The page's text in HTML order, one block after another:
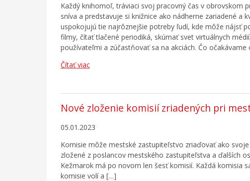
Každý knihomoľ, tráviaci svoj pracovný čas v obrovskom
sníva a predstavuje si knižnice ako nádherne zariadené a
uspokojujú tie najrôznejšie potreby ľudí, kde môže nájsť
filmy, čítať tlačené periodiká, skúmať svet virtuálnych
používateľmi a zúčastňovať sa na akciách. Čo očakávame
Čítať viac
Nové zloženie komisií zriadených pri
05.01.2023
Komisie môže mestské zastupiteľstvo zriaďovať ako
zložené z poslancov mestského zastupiteľstva a ďalších
Kežmarok má po novom len šesť komisií. Každá komisia
komisie volí a […]